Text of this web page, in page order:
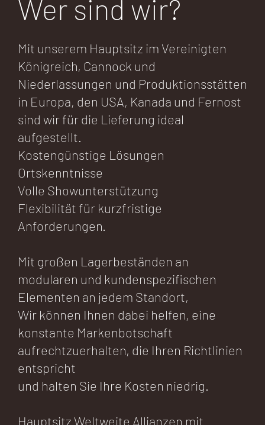
Wer sind wir?
Mit unserem Hauptsitz im Vereinigten
Königreich, Cannock und
Niederlassungen und Produktionsstätten
in Europa, den USA, Kanada und Fernost
sind wir für die Lieferung ideal
aufgestellt.
Kostengünstige Lösungen
Ortskenntnisse
Volle Showunterstützung
Flexibilität für kurzfristige
Anforderungen.
Mit großen Lagerbeständen an
modularen und kundenspezifischen
Elementen an jedem Standort,
Wir können Ihnen dabei helfen, eine
konstante Markenbotschaft
aufrechtzuerhalten, die Ihren Richtlinien
entspricht
und halten Sie Ihre Kosten niedrig.
Hauptsitz Weltweite Allianzen mit